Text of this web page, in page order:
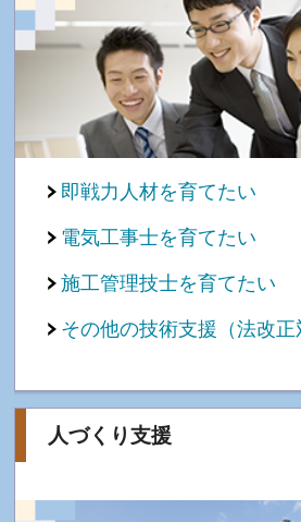
即戦力人材を育てたい
電気工事士を育てたい
施工管理技士を育てたい
その他の技術支援（法改正
人づくり支援